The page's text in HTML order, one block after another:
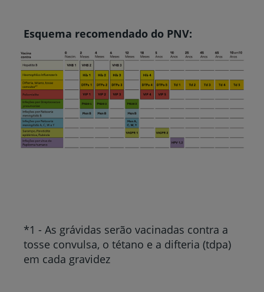
Esquema recomendado do PNV:
*1 - As grávidas serão vacinadas contra a
tosse convulsa, o tétano e a difteria (tdpa)
em cada gravidez